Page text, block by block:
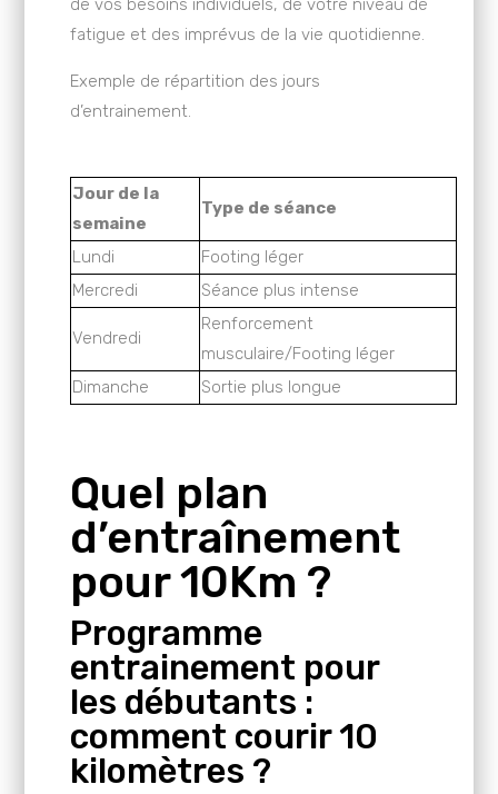
de vos besoins individuels, de votre niveau de
fatigue et des imprévus de la vie quotidienne.
Exemple de répartition des jours
d’entrainement.
Jour de la
semaine
Type de séance
Lundi
Footing léger
Mercredi
Séance plus intense
Vendredi
Renforcement
musculaire/Footing léger
Dimanche
Sortie plus longue
Quel plan
d’entraînement
pour 10Km ?
Programme
entrainement pour
les débutants :
comment courir 10
kilomètres ?